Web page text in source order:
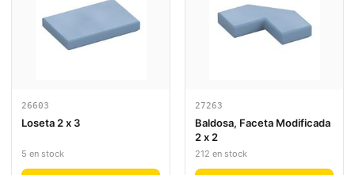
26603
Loseta 2 x 3
5 en stock
27263
Baldosa, Faceta Modificada
2 x 2
212 en stock